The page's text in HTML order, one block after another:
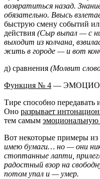
возвратиться назад.
обязательно. Ввысь
быструю смену событий
действия (Сыр выпал — с
выходит из колчана,
жить в городе — и вот
д) сравнения (Молвит
Функция № 4 —
Тире способно передавать
Оно разрывает
тем самым эмоциональную
Вот некоторые примеры
имею бумаги… но — они
стоптанные лапти,
радостный взор на
потом упал и — умер.